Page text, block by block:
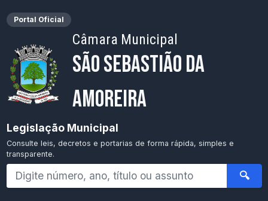
Portal Oficial
Câmara Municipal
São Sebastião da
Amoreira
Legislação Municipal
Consulte leis, decretos e portarias de forma rápida, simples e
transparente.
🔍